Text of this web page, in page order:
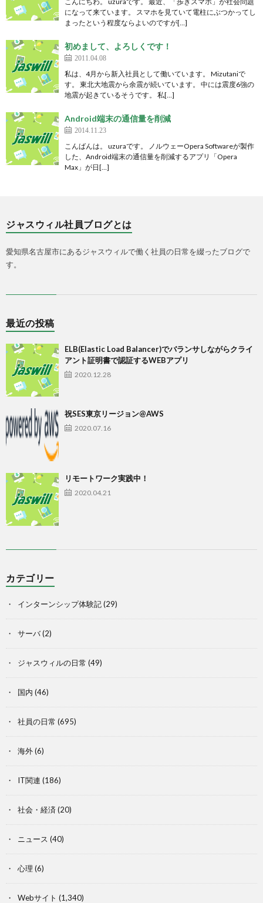
になって来ています。 スマホを見ていて電柱にぶつかってし
まったという程度ならよいのですが[…]
初めまして、よろしくです！
2011.04.08
私は、4月から新入社員として働いています。 Mizutaniで
す。 東北大地震から余震が続いています。 中には震度6強の
地震が起きているそうです。 私[…]
Android端末の通信量を削減
2014.11.23
こんばんは。 uzuraです。 ノルウェーOpera Softwareが製作
した、Android端末の通信量を削減するアプリ「Opera
Max」が日[…]
ジャスウィル社員ブログとは
愛知県名古屋市にあるジャスウィルで働く社員の日常を綴ったブログで
す。
最近の投稿
ELB(Elastic Load Balancer)でバランサしながらクライ
アント証明書で認証するWEBアプリ
2020.12.28
祝SES東京リージョン@AWS
2020.07.16
リモートワーク実践中！
2020.04.21
カテゴリー
インターンシップ体験記(29)
サーバ(2)
ジャスウィルの日常 (49)
国内 (46)
社員の日常 (695)
海外(6)
IT関連 (186)
社会・経済 (20)
ニュース (40)
心理 (6)
Webサイト (1,340)